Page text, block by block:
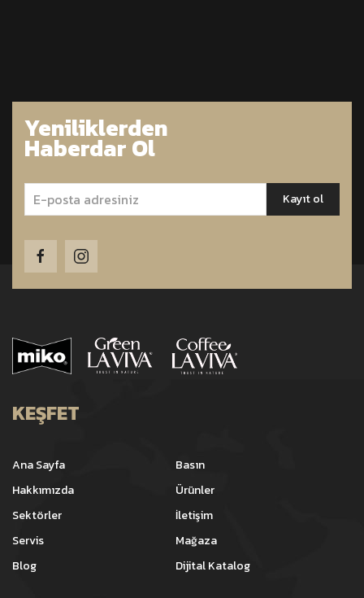
Yeniliklerden
Haberdar Ol
KEŞFET
Ana Sayfa
Hakkımızda
Sektörler
Servis
Blog
Basın
Ürünler
İletişim
Mağaza
Dijital Katalog